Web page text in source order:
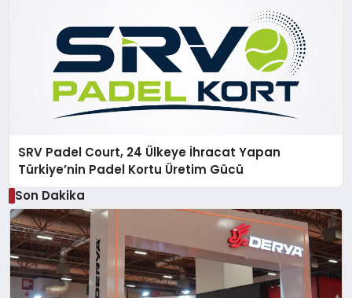
SRV Padel Court, 24 Ülkeye İhracat Yapan
Türkiye’nin Padel Kortu Üretim Gücü
Son Dakika